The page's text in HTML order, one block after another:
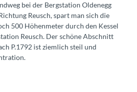
bei der Bergstation Oldenegg
Reusch, spart man sich die
500 Höhenmeter durch den Kessel
Reusch. Der schöne Abschnitt
P.1792 ist ziemlich steil und